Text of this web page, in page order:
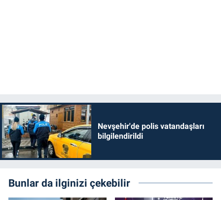
Nevşehir'de polis vatandaşları
bilgilendirildi
Bunlar da ilginizi çekebilir